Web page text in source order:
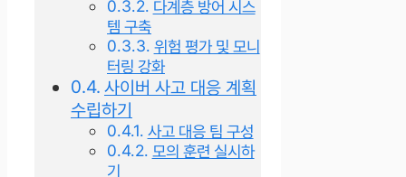
다계층 방어 시스
템 구축
위험 평가 및 모니
터링 강화
사이버 사고 대응 계획
수립하기
사고 대응 팀 구성
모의 훈련 실시하
기